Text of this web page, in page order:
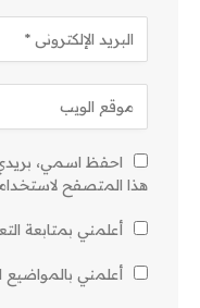
احفظ اسمي، بريدي
هذا المتصفح
أعلمني بمتابعة
أعلمني بالمواضيع